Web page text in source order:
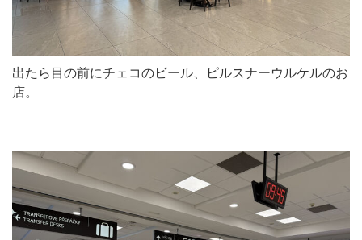
出たら目の前にチェコのビール、ピルスナーウルケルのお
店。